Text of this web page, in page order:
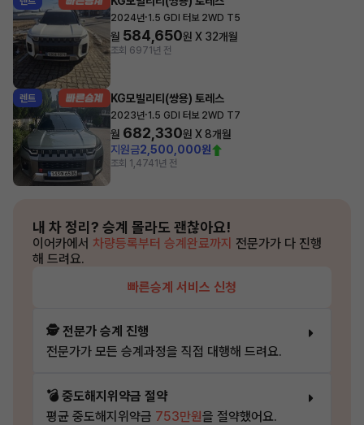
2024년·1.5 GDI 터보 2WD T5
월 584,650원 X 32개월
조회 6971년 전
렌트 KG모빌리티(쌍용) 토레스
2023년·1.5 GDI 터보 2WD T7
월 682,330원 X8개월
지원금2,500,000원
조회 1,4741년 전
내 차 정리? 승계 몰라도 괜찮아요!
이어카에서 차량등록부터 승계완료까지 전문가가 다 진행
해 드려요.
빠른승계 서비스 신청
🕵️ 전문가 승계 진행
전문가가 모든 승계과정을 직접 대행해 드려요.
💣 중도해지위약금 절약
평균 중도해지위약금 753만원을 절약했어요.